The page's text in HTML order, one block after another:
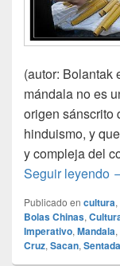
(autor: Bolantak
mándala no es
origen sánscrito
hinduismo, y
y compleja del
Seguir leyendo
Publicado en cultura,
Bolas Chinas,
Imperativo, Mandala,
Cruz, Sacan,